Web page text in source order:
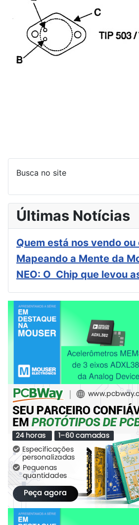
Busca no site
Últimas Notícias
Quem está nos vendo
Mapeando a Mente da
NEO: O Chip que levou